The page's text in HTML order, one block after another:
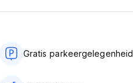
Gratis parkeergelegenheid